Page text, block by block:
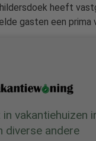
heeft
gasten een prima
vakantiehuizen
diverse andere